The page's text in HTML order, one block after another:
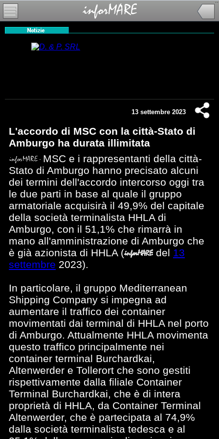
13 settembre 2023
L'accordo di MSC con la città-Stato di
Amburgo ha durata illimitata
MSC e i rappresentanti della città-
Stato di Amburgo hanno precisato alcuni
dei termini dell'accordo intercorso oggi tra
le due parti in base al quale il gruppo
armatoriale acquisirà il 49,9% del capitale
della società terminalista HHLA di
Amburgo, con il 51,1% che rimarrà in
mano all'amministrazione di Amburgo che
è già azionista di HHLA ( del 13
settembre 2023).
In particolare, il gruppo Mediterranean
Shipping Company si impegna ad
aumentare il traffico dei container
movimentati dai terminal di HHLA nel porto
di Amburgo. Attualmente HHLA movimenta
questo traffico principalmente nei
container terminal Burchardkai,
Altenwerder e Tollerort che sono gestiti
rispettivamente dalla filiale Container
Terminal Burchardkai, che è di intera
proprietà di HHLA, da Container Terminal
Altenwerder, che è partecipata al 74,9%
dalla società terminalista tedesca e al